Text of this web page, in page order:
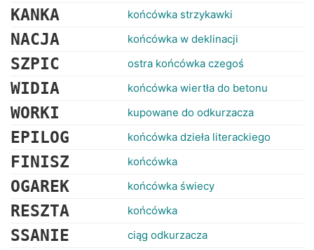
KANKA końcówka strzykawki
NACJA końcówka w deklinacji
SZPIC ostra końcówka czegoś
WIDIA końcówka wiertła do betonu
WORKI kupowane do odkurzacza
EPILOG końcówka dzieła literackiego
FINISZ końcówka
OGAREK końcówka świecy
RESZTA końcówka
SSANIE ciąg odkurzacza